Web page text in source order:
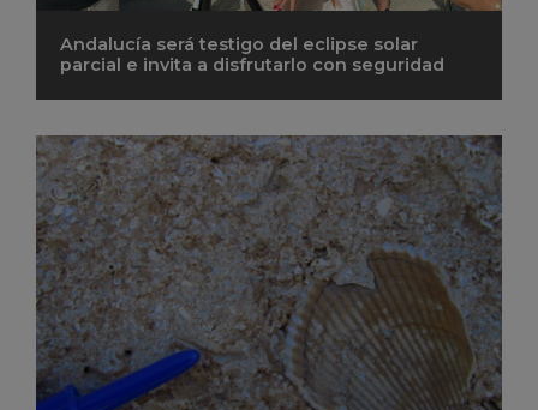
Andalucía será testigo del eclipse solar
parcial e invita a disfrutarlo con seguridad